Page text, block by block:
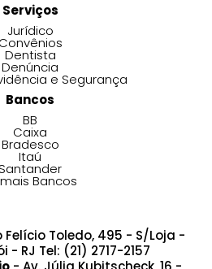
Serviços
Jurídico
Convênios
Dentista
Denúncia
e Segurança
Bancos
BB
Caixa
Bradesco
Itaú
Bancos
Toledo, 495 - S/Loja -
RJ Tel: (21) 2717-2157